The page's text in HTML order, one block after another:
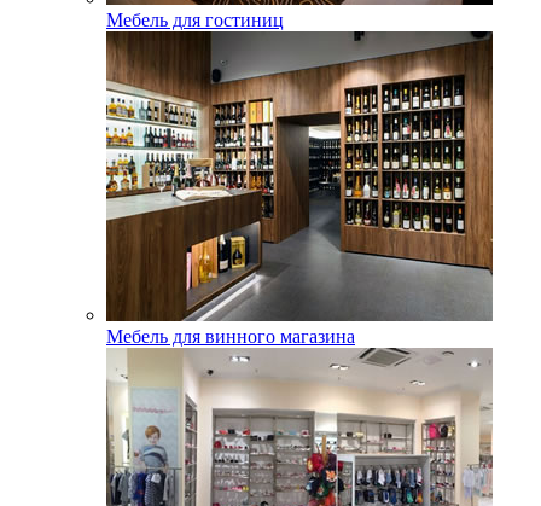
Мебель для гостиниц
Мебель для винного магазина